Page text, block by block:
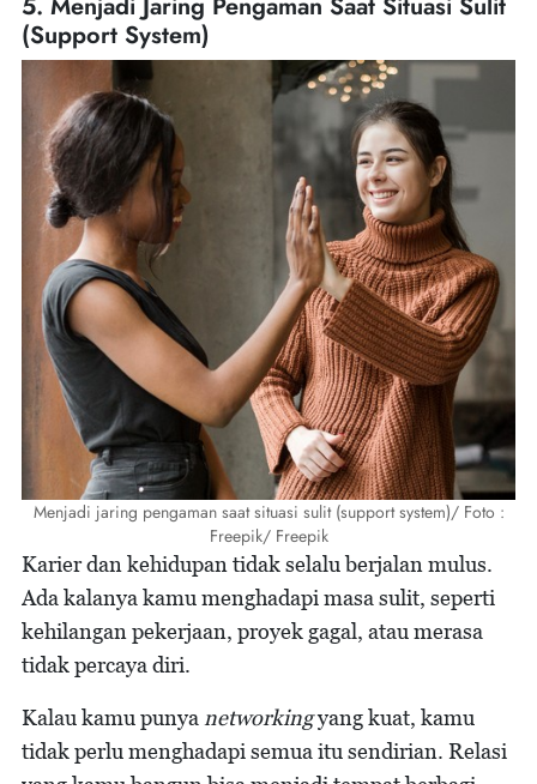
5. Menjadi Jaring Pengaman Saat Situasi Sulit
(Support System)
Menjadi jaring pengaman saat situasi sulit (support system)/ Foto :
Freepik/ Freepik
Karier dan kehidupan tidak selalu berjalan mulus.
Ada kalanya kamu menghadapi masa sulit, seperti
kehilangan pekerjaan, proyek gagal, atau merasa
tidak percaya diri.
Kalau kamu punya networkingyang kuat, kamu
tidak perlu menghadapi semua itu sendirian. Relasi